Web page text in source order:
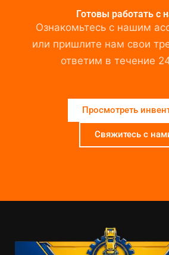
Готовы работать с
Ознакомьтесь с нашим
или пришлите нам свои
ответим в течение
Просмотреть
Свяжитесь с